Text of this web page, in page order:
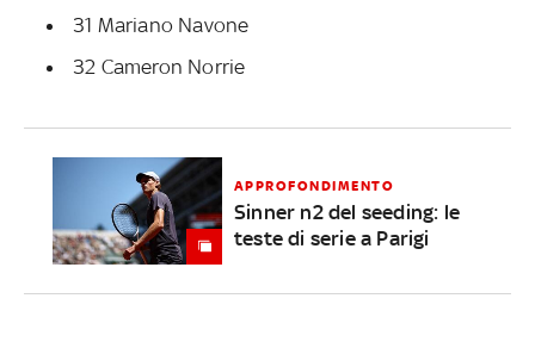
31 Mariano Navone
32 Cameron Norrie
APPROFONDIMENTO
Sinner n2 del seeding: le
teste di serie a Parigi